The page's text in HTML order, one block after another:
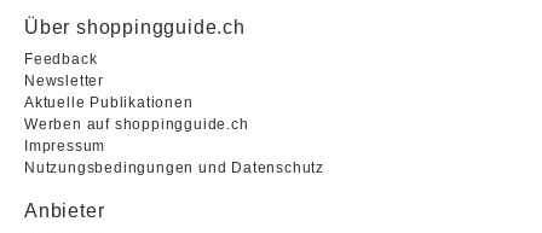
Über shoppingguide.ch
Feedback
Newsletter
Aktuelle Publikationen
Werben auf shoppingguide.ch
Impressum
Nutzungsbedingungen und Datenschutz
Anbieter